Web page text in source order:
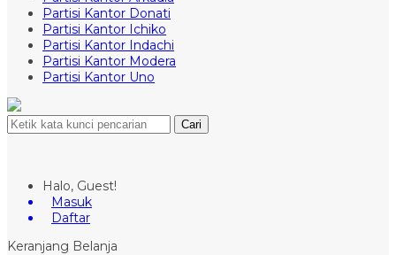
Partisi Kantor Donati
Partisi Kantor Ichiko
Partisi Kantor Indachi
Partisi Kantor Modera
Partisi Kantor Uno
Cari
Halo, Guest!
Masuk
Daftar
Keranjang Belanja